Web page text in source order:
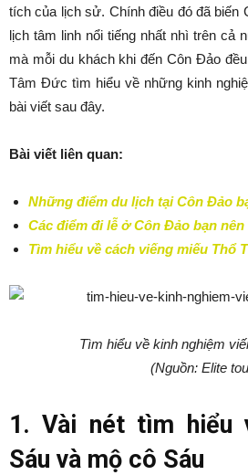
tích của lịch sử. Chính điều đó đã biến
lịch tâm linh nổi tiếng nhất nhì trên cả
mà mỗi du khách khi đến Côn Đảo
Tâm Đức tìm hiểu về những kinh
bài viết sau đây.
Bài viết liên quan:
Những điểm du lịch tại Côn Đảo
Các điểm đi lễ ở Côn Đảo bạn nên
Tìm hiểu về cách viếng miếu Thổ
Tìm hiểu về kinh nghiệm
(Nguồn: Elite
1. Vài nét tìm hiểu
Sáu và mộ cô Sáu